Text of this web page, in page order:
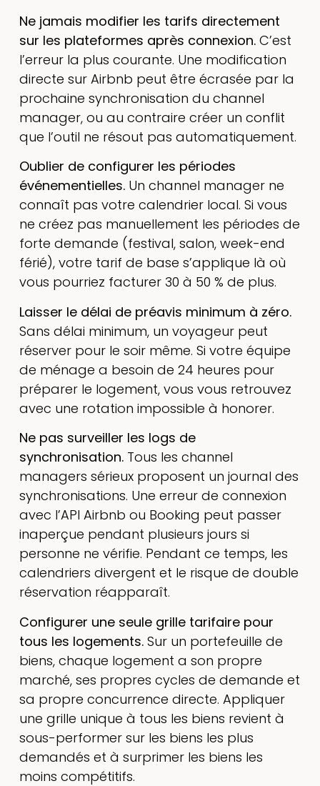
Ne jamais modifier les tarifs directement
sur les plateformes après connexion.C’est
l’erreur la plus courante. Une modification
directe sur Airbnb peut être écrasée par la
prochaine synchronisation du channel
manager, ou au contraire créer un conflit
que l’outil ne résout pas automatiquement.
Oublier de configurer les périodes
événementielles.Un channel manager ne
connaît pas votre calendrier local. Si vous
ne créez pas manuellement les périodes de
forte demande (festival, salon, week-end
férié), votre tarif de base s’applique là où
vous pourriez facturer 30 à 50 % de plus.
Laisser le délai de préavis minimum à zéro.
Sans délai minimum, un voyageur peut
réserver pour le soir même. Si votre équipe
de ménage a besoin de 24 heures pour
préparer le logement, vous vous retrouvez
avec une rotation impossible à honorer.
Ne pas surveiller les logs de
synchronisation.Tous les channel
managers sérieux proposent un journal des
synchronisations. Une erreur de connexion
avec l’API Airbnb ou Booking peut passer
inaperçue pendant plusieurs jours si
personne ne vérifie. Pendant ce temps, les
calendriers divergent et le risque de double
réservation réapparaît.
Configurer une seule grille tarifaire pour
tous les logements.Sur un portefeuille de
biens, chaque logement a son propre
marché, ses propres cycles de demande et
sa propre concurrence directe. Appliquer
une grille unique à tous les biens revient à
sous-performer sur les biens les plus
demandés et à surprimer les biens les
moins compétitifs.